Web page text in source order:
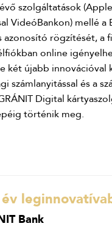
szolgáltatások
VideóBankon) mellé
azonosító rögzítését, a
online
két újabb innovációval
számlanyitással és a
Digital
történik meg.
Bank